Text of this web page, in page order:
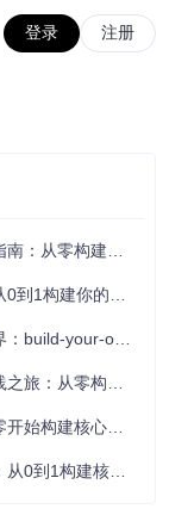
登录 注册
构建技术能力体系
你的编程知识体系
x项目的实践探索指南
构建你的技术世界
心系统的实践指南
核心系统的实践指南